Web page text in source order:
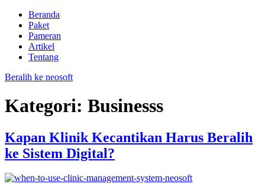
Beranda
Paket
Pameran
Artikel
Tentang
Beralih ke neosoft
Kategori: Businesss
Kapan Klinik Kecantikan Harus Beralih
ke Sistem Digital?